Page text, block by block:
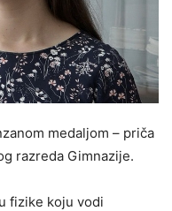
medaljom – priča
razreda Gimnazije.
fizike koju vodi